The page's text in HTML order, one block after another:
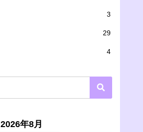
3
29
4
2026年8月